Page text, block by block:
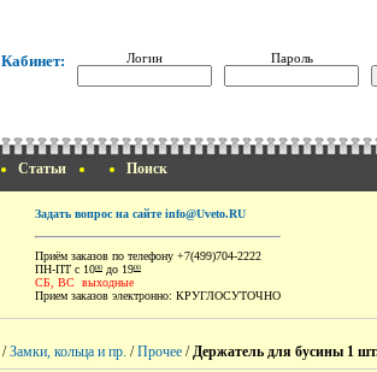
Кабинет: Логин Пароль
Статьи Поиск
Задать вопрос на сайте info@Uveto.RU
Приём заказов по телефону +7(499)704-2222
ПН-ПТ с 1000 до 1900
СБ, ВС выходные
Прием заказов электронно: КРУГЛОСУТОЧНО
/Замки, кольца и пр. /Прочее /Держатель для бусины 1